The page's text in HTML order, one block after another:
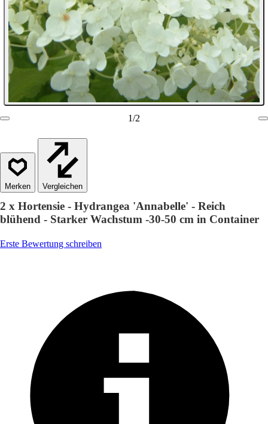
1/2
Vergleichen
2 x Hortensie - Hydrangea 'Annabelle' - Reich
blühend - Starker Wachstum -30-50 cm in Container
Erste Bewertung schreiben